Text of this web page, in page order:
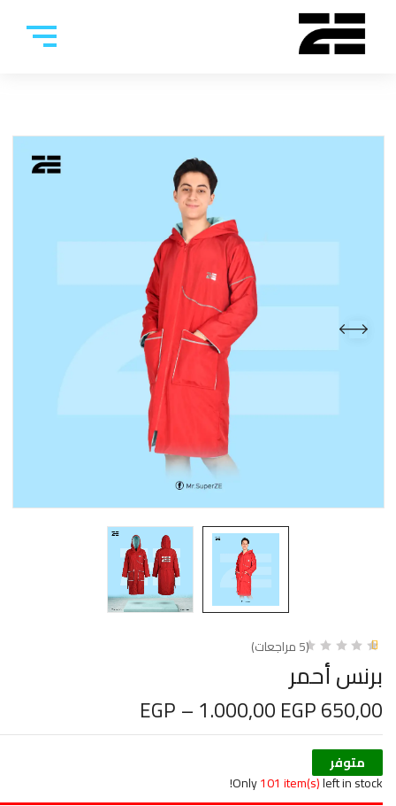
التقييم
بـ
1.00
من
5
بناءً
على
تقييم
عملاء
(
5مراجعات)
برنس أحمر
650,00
EGP–1.000,00EGP
متوفر
Only101 item(s)left in stock!